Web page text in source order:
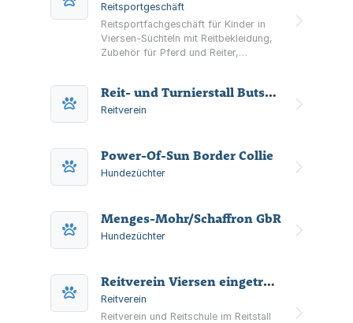
Reitsportgeschäft
Reitsportfachgeschäft für Kinder in
Viersen-Süchteln mit Reitbekleidung,
Zubehör für Pferd und Reiter,
und Hobbyhorsing-Artikeln.
Reit- und Turnierstall Butschenhof e. V.
Reitverein
Power-Of-Sun Border Collie
Hundezüchter
Menges-Mohr/Schaffron GbR
Hundezüchter
Reitverein Viersen eingetragener Verein
Reitverein
Reitverein und Reitschule im Reitstall